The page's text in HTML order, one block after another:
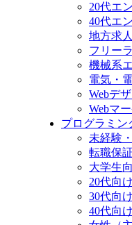
20代エ
40代エ
地方求
フリー
機械系
電気・
Webデ
Webマ
プログラミン
未経験
転職保
大学生
20代向け
30代向け
40代向け